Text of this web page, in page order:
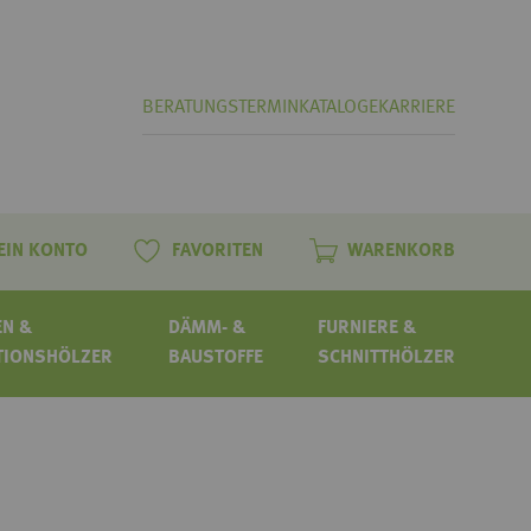
BERATUNGSTERMIN KATALOGEKARRIERE
KONTO FAVORITEN WARENKORB
&
DÄMM- &
BAUSTOFFE
FURNIERE &
SCHNITTHÖLZER